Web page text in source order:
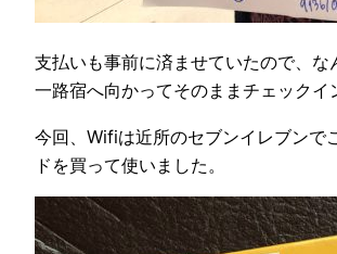
支払いも事前に済ませていたので、な
一路宿へ向かってそのままチェックイ
今回、Wifiは近所のセブンイレブンで
ドを買って使いました。